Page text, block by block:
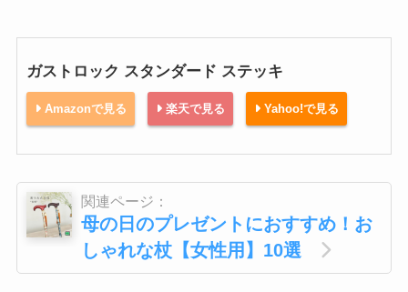
ガストロック スタンダード ステッキ
Amazonで見る 楽天で見る Yahoo!で見る
関連ページ：
母の日のプレゼントにおすすめ！お
しゃれな杖【女性用】10選